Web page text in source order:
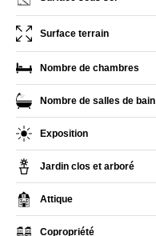
Surface terrain
Nombre de chambres
Nombre de salles de bain
Exposition
Jardin clos et arboré
Attique
Copropriété